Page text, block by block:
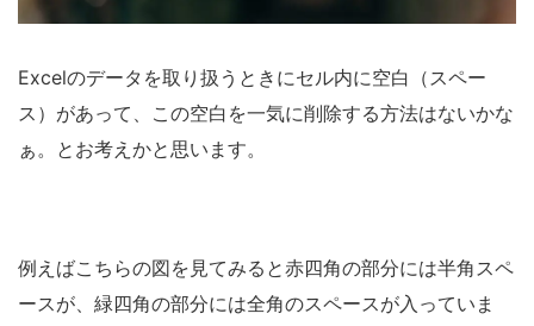
Excelのデータを取り扱うときにセル内に空白（スペー
ス）があって、この空白を一気に削除する方法はないかな
ぁ。とお考えかと思います。
例えばこちらの図を見てみると赤四角の部分には半角スペ
ースが、緑四角の部分には全角のスペースが入っていま